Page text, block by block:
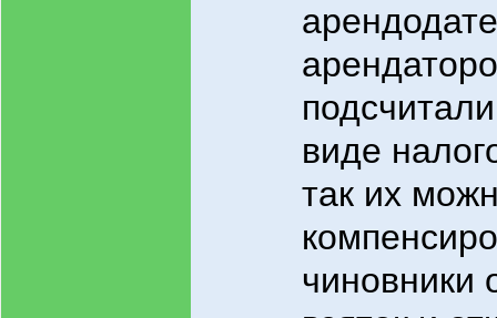
виде
так их
чиновники